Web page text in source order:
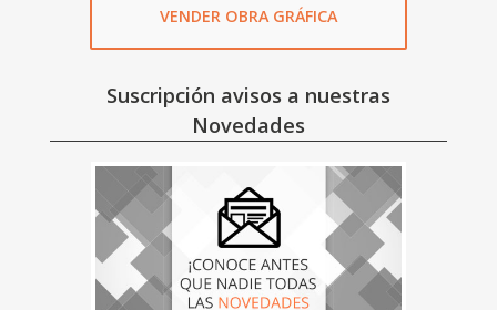
VENDER OBRA GRÁFICA
Suscripción avisos a nuestras
Novedades